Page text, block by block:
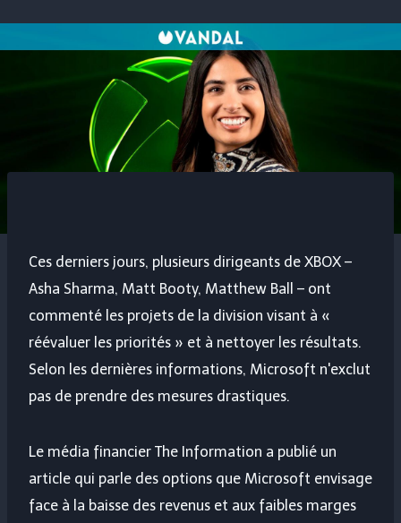
Ces derniers jours, plusieurs dirigeants de XBOX –
Asha Sharma, Matt Booty, Matthew Ball – ont
commenté les projets de la division visant à «
réévaluer les priorités » et à nettoyer les résultats.
Selon les dernières informations, Microsoft n'exclut
pas de prendre des mesures drastiques.
Le média financier The Information a publié un
article qui parle des options que Microsoft envisage
face à la baisse des revenus et aux faibles marges